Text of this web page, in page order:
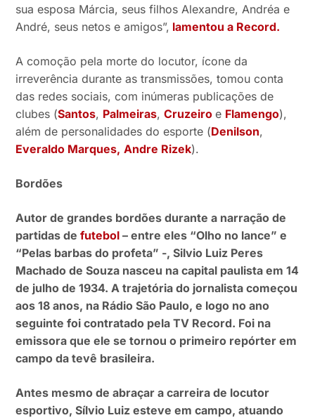
sua esposa Márcia, seus filhos Alexandre, Andréa e
André, seus netos e amigos”, lamentou a Record.
A comoção pela morte do locutor, ícone da
irreverência durante as transmissões, tomou conta
das redes sociais, com inúmeras publicações de
clubes (Santos, Palmeiras,Cruzeiroe Flamengo),
além de personalidades do esporte (Denilson,
Everaldo Marques, Andre Rizek).
Bordões
Autor de grandes bordões durante a narração de
partidas defutebol – entre eles “Olho no lance” e
“Pelas barbas do profeta” -, Silvio Luiz Peres
Machado de Souza nasceu na capital paulista em 14
de julho de 1934. A trajetória do jornalista começou
aos 18 anos, na Rádio São Paulo, e logo no ano
seguinte foi contratado pela TV Record. Foi na
emissora que ele se tornou o primeiro repórter em
campo da tevê brasileira.
Antes mesmo de abraçar a carreira de locutor
esportivo, Sílvio Luiz esteve em campo, atuando